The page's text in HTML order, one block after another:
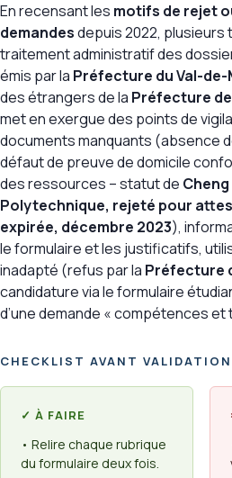
En recensant les motifs de rejet
demandesdepuis 2022,
traitement administratif des
émis par la Préfecture du Val-de-
des étrangers de la Préfecture
met en exergue des points de
documents manquants (absence
défaut de preuve de domicile
des ressources – statut de
Polytechnique, rejeté pour
expirée, décembre 2023),
le formulaire et les justificatifs,
inadapté (refus par la Préfecture
candidature via le formulaire
d’une demande « compétences et
CHECKLIST AVANT VALIDATION
✓ À FAIRE
• Relire chaque rubrique
du formulaire deux fois.